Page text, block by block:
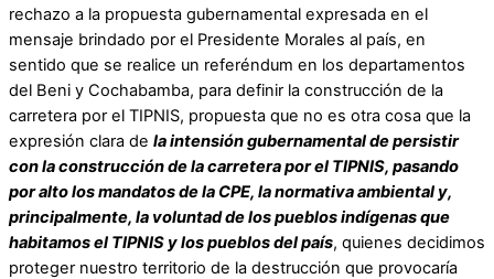
rechazo a la propuesta gubernamental expresada en el
mensaje brindado por el Presidente Morales al país, en
sentido que se realice un referéndum en los departamentos
del Beni y Cochabamba, para definir la construcción de la
carretera por el TIPNIS, propuesta que no es otra cosa que la
expresión clara de la intensión gubernamental de persistir
con la construcción de la carretera por el TIPNIS, pasando
por alto los mandatos de la CPE, la normativa ambiental y,
principalmente, la voluntad de los pueblos indígenas que
habitamos el TIPNIS y los pueblos del país, quienes decidimos
proteger nuestro territorio de la destrucción que provocaría